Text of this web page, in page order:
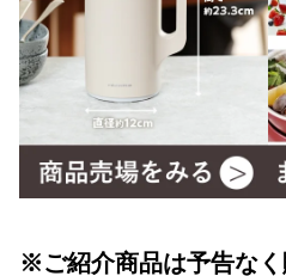
※ご紹介商品は予告な